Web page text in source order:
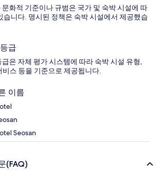
문화적 기준이나 규범은 국가 및 숙박 시설에 따
습니다. 명시된 정책은 숙박 시설에서 제공했습
급
급은 자체 평가 시스템에 따라 숙박 시설 유형,
비스 등을 기준으로 제공됩니다.
이름
Seosan
(FAQ)